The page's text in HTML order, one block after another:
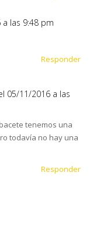
las 9:48 pm
Responder
05/11/2016 a las
tenemos una
todavía no hay una
Responder